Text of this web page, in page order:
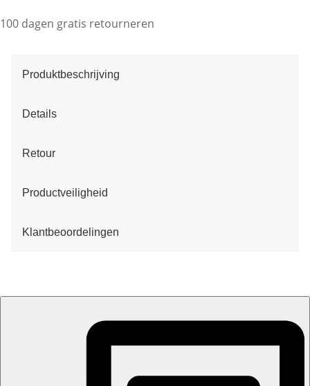
100 dagen gratis retourneren
Produktbeschrijving
Details
Retour
Productveiligheid
Klantbeoordelingen